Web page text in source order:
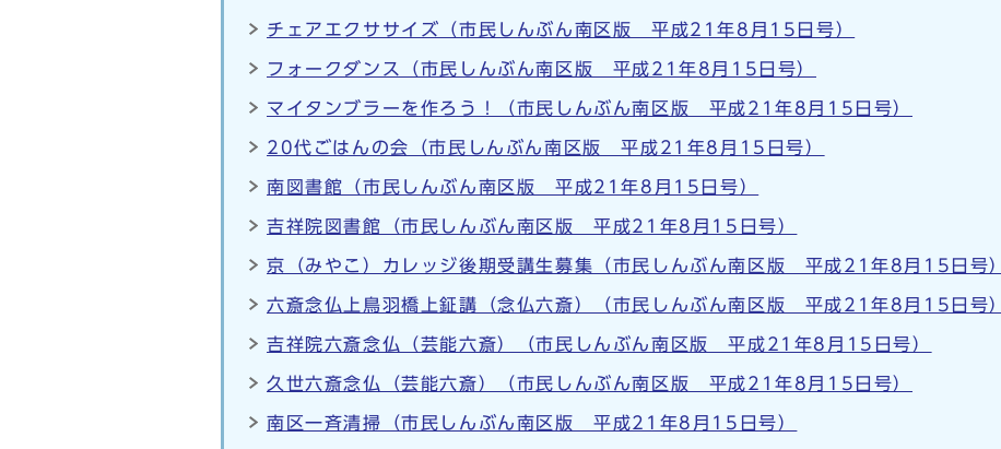
チェアエクササイズ（市民しんぶん南区版 平成21年8月15日号）
フォークダンス（市民しんぶん南区版 平成21年8月15日号）
マイタンブラーを作ろう！（市民しんぶん南区版 平成21年8月15日号）
20代ごはんの会（市民しんぶん南区版 平成21年8月15日号）
南図書館（市民しんぶん南区版 平成21年8月15日号）
吉祥院図書館（市民しんぶん南区版 平成21年8月15日号）
京（みやこ）カレッジ後期受講生募集（市民しんぶん南区版 平成21年8月15日号）
六斎念仏上鳥羽橋上鉦講（念仏六斎）（市民しんぶん南区版 平成21年8月15日号）
吉祥院六斎念仏（芸能六斎）（市民しんぶん南区版 平成21年8月15日号）
久世六斎念仏（芸能六斎）（市民しんぶん南区版 平成21年8月15日号）
南区一斉清掃（市民しんぶん南区版 平成21年8月15日号）